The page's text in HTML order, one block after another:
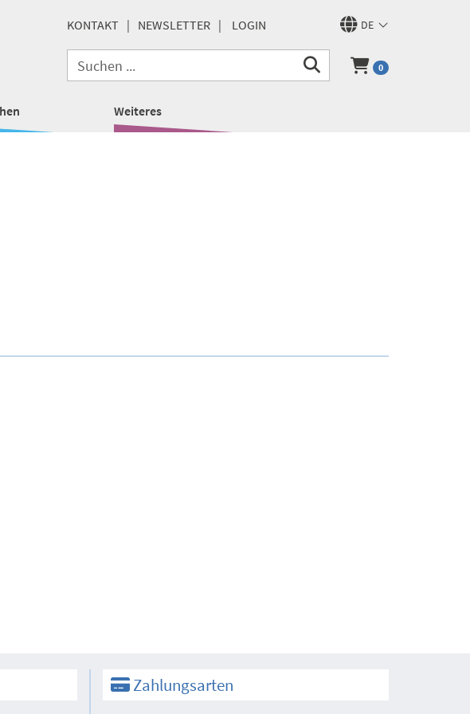
DE
KONTAKT NEWSLETTER LOGIN
0
Weiteres
Zahlungsarten